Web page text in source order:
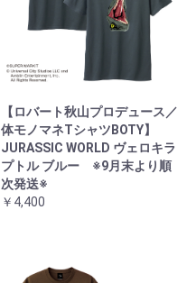
【ロバート秋山プロデュース／
体モノマネTシャツBOTY】
JURASSIC WORLD ヴェロキラ
プトル ブルー ※9月末より順
次発送※
￥4,400